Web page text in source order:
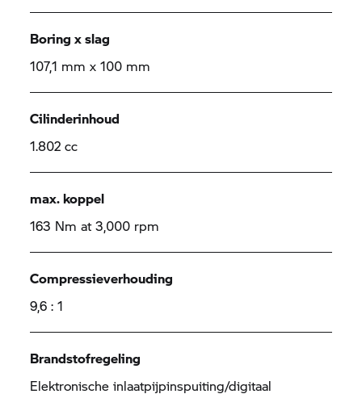
Boring x slag
107,1 mm x 100 mm
Cilinderinhoud
1.802 cc
max. koppel
163 Nm at 3,000 rpm
Compressieverhouding
9,6 : 1
Brandstofregeling
Elektronische inlaatpijpinspuiting/digitaal